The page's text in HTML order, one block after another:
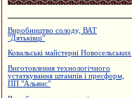
Виробництво солоду, ВАТ
"Дятьківці"
Ковальські майстерні Новосельських
Виготовлення технологічного
устаткування штампів і пресформ,
ПП "Альянс"